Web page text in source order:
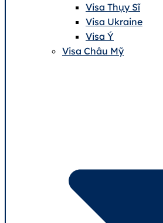
Visa Thụy Sĩ
Visa Ukraine
Visa Ý
Visa Châu Mỹ